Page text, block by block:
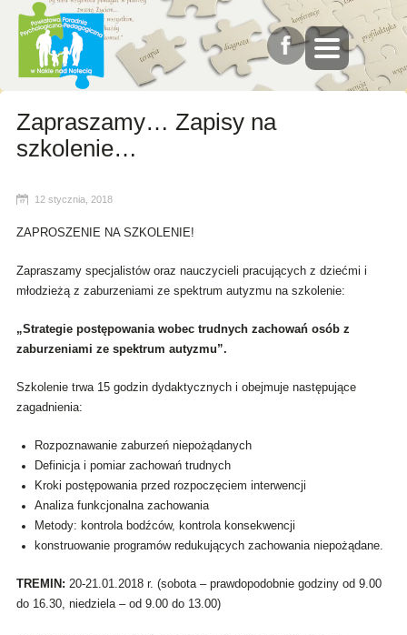
Zapraszamy… Zapisy na
szkolenie…
12 stycznia, 2018
ZAPROSZENIE NA SZKOLENIE!
Zapraszamy specjalistów oraz nauczycieli pracujących z dziećmi i
młodzieżą z zaburzeniami ze spektrum autyzmu na szkolenie:
„Strategie postępowania wobec trudnych zachowań osób z
zaburzeniami ze spektrum autyzmu”.
Szkolenie trwa 15 godzin dydaktycznych i obejmuje następujące
zagadnienia:
Rozpoznawanie zaburzeń niepożądanych
Definicja i pomiar zachowań trudnych
Kroki postępowania przed rozpoczęciem interwencji
Analiza funkcjonalna zachowania
Metody: kontrola bodźców, kontrola konsekwencji
konstruowanie programów redukujących zachowania niepożądane.
TREMIN: 20-21.01.2018 r. (sobota – prawdopodobnie godziny od 9.00
do 16.30, niedziela – od 9.00 do 13.00)